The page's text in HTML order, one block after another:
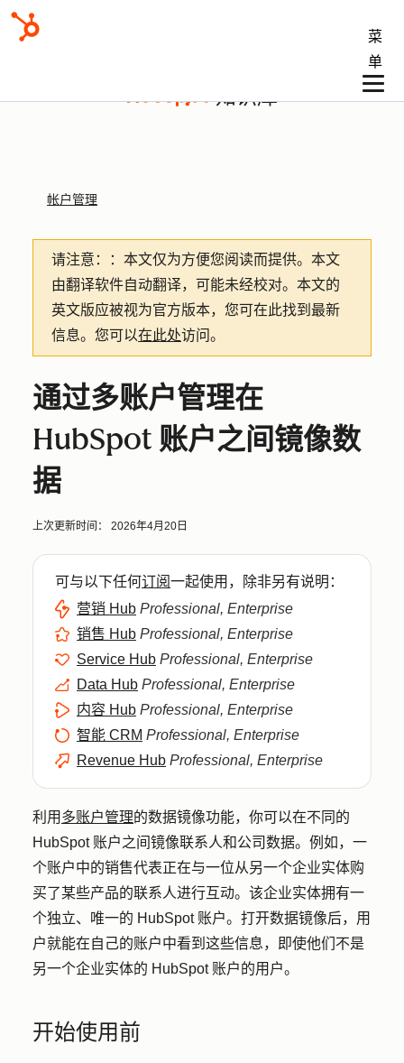
菜
单
知识库
帐户管理
请注意： ：本文仅为方便您阅读而提供。 本文
由翻译软件自动翻译，可能未经校对。本文的
英文版应被视为官方版本，您可在此找到最新
信息。您可以在此处访问。
通过多账户管理在
HubSpot 账户之间镜像数
据
上次更新时间： 2026年4月20日
可与以下任何订阅一起使用，除非另有说明：
营销 Hub Professional, Enterprise
销售 Hub Professional, Enterprise
Service Hub Professional, Enterprise
Data Hub Professional, Enterprise
内容 Hub Professional, Enterprise
智能 CRM Professional, Enterprise
Revenue Hub Professional, Enterprise
利用 多账户管理的数据镜像功能，你可以在不同的
HubSpot 账户之间镜像联系人和公司数据。例如，一
个账户中的销售代表正在与一位从另一个企业实体购
买了某些产品的联系人进行互动。该企业实体拥有一
个独立、唯一的 HubSpot 账户。打开数据镜像后，用
户就能在自己的账户中看到这些信息，即使他们不是
另一个企业实体的 HubSpot 账户的用户。
开始使用前